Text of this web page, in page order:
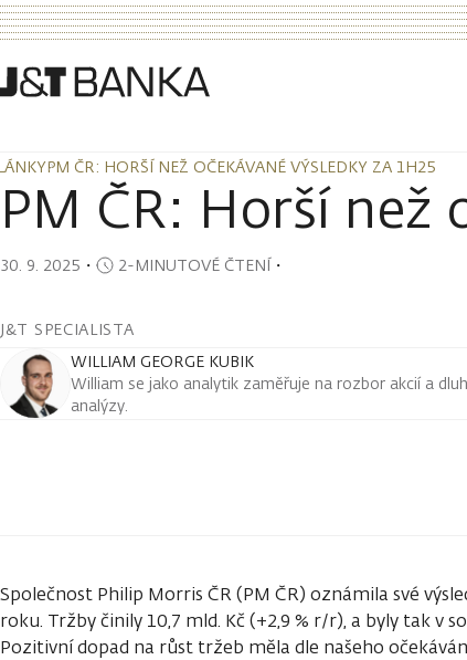
PM ČR: HORŠÍ NEŽ OČEKÁVANÉ VÝSLEDKY ZA 1H25
PM ČR: HORŠÍ NEŽ OČEKÁVANÉ VÝSLEDKY ZA 1H25
PM ČR: Horší než
30. 9. 2025 ・ 2-MINUTOVÉ ČTENÍ・
J&T SPECIALISTA
WILLIAM GEORGE KUBIK
William se jako analytik zaměřuje na rozbor akcií a
analýzy.
Společnost Philip Morris ČR (PM ČR) oznámila své
roku. Tržby činily 10,7 mld. Kč (+2,9 % r/r), a byly tak v
Pozitivní dopad na růst tržeb měla dle našeho